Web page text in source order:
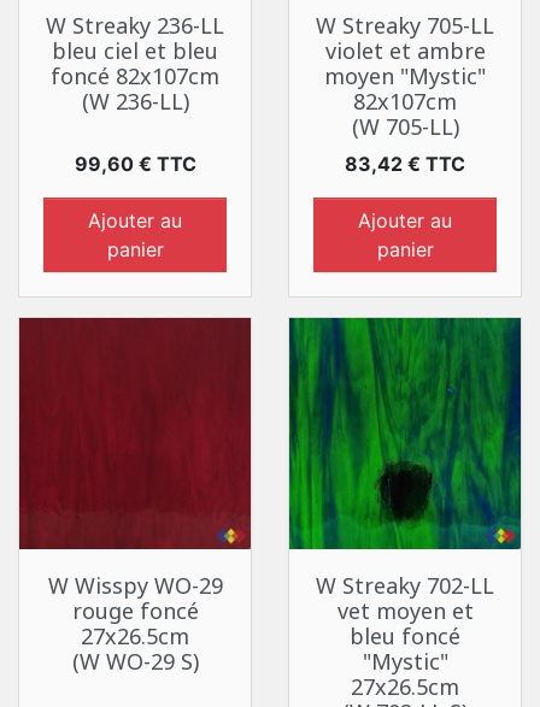
W Streaky 236-LL
bleu ciel et bleu
foncé 82x107cm
(W 236-LL)
Prix
99,60 € TTC
Ajouter au
panier
W Streaky 705-LL
violet et ambre
moyen "Mystic"
82x107cm
(W 705-LL)
Prix
83,42 € TTC
Ajouter au
panier
W Wisspy WO-29
rouge foncé
27x26.5cm
(W WO-29 S)
W Streaky 702-LL
vet moyen et
bleu foncé
"Mystic"
27x26.5cm